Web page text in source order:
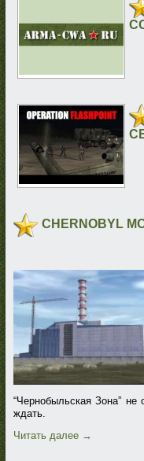
CHERNOBYL
“Чернобыльская Зона” не
ждать.
Читать далее →